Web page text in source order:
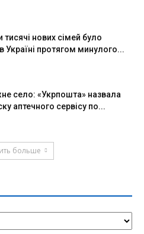
нових сімей було
Україні протягом минулого...
село: «Укрпошта» назвала
аптечного сервісу по...
больше